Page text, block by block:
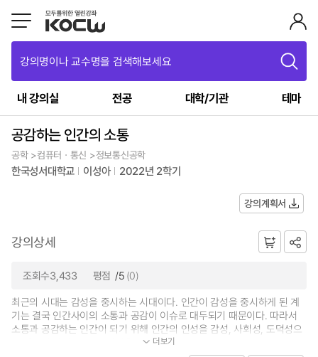
강의명이나 교수명을 검색해보세요
내 강의실 전공 대학/기관 테마
공감하는 인간의 소통
공학 >컴퓨터ㆍ통신 >정보통신공학
한국성서대학교 이성아 2022년 2학기
강의계획서
강의상세
조회수3,433 평점 /5 (0)
최근의 시대는 감성을 중시하는 시대이다. 인간이 감성을 중시하게 된 계
기는 결국 인간사이의 소통과 공감이 이슈로 대두되기 때문이다. 따라서
소통과 공감하는 인간이 되기 위해 인간의 인성을 감성, 사회성, 도덕성으
로 나누어 살펴보고, 그 인성을 기... 더보기